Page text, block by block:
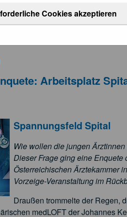
Cookies akzeptieren
Arbeitsplatz
Spannungsfeld Spital
Wie wollen die jungen
Dieser Frage ging eine
Österreichischen Ärztekammer
Vorzeige-Veranstaltung im
Draußen trommelte der Regen,
medLOFT der Johannes